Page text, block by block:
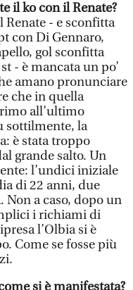
il ko con il Renate?
Renate - e sconfitta
con Di Gennaro,
gol sconfitta
- è mancata un po’
amano pronunciare
che in quella
all’ultimo
sottilmente, la
è stata troppo
grande salto. Un
l’undici iniziale
di 22 anni, due
Non a caso, dopo un
i richiami di
l’Olbia si è
Come se fosse più
si è manifestata?